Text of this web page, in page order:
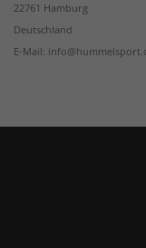
22761 Hamburg
Deutschland
E-Mail: